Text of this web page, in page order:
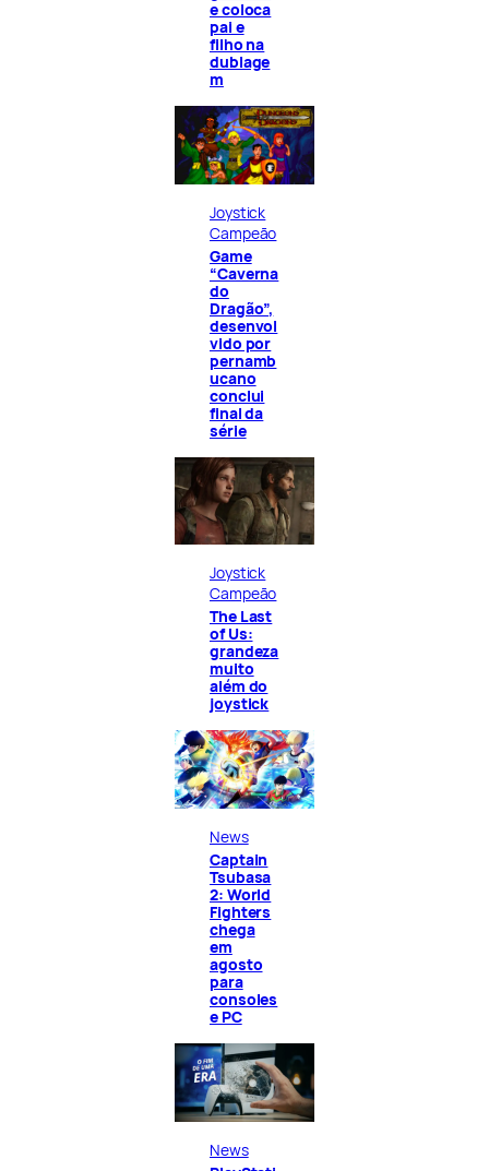
e coloca
pai e
filho na
dublage
m
Joystick
Campeão
Game
“Caverna
do
Dragão”,
desenvol
vido por
pernamb
ucano
conclui
final da
série
Joystick
Campeão
The Last
of Us:
grandeza
muito
além do
joystick
News
Captain
Tsubasa
2: World
Fighters
chega
em
agosto
para
consoles
e PC
News